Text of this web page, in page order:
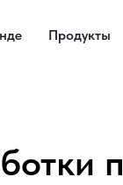
Продукты